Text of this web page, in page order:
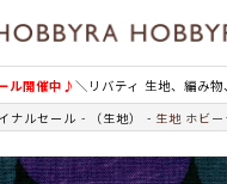
ル開催中♪＼リバティ 生地、編み
ナルセール （生地） 生地 ホビ